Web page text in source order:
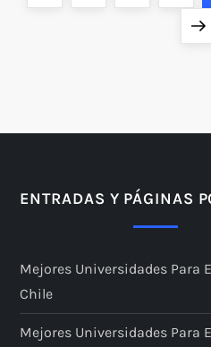
a
i
ó
ENTRADAS Y PÁGINAS
Mejores Universidades Para
Chile
Mejores Universidades Para